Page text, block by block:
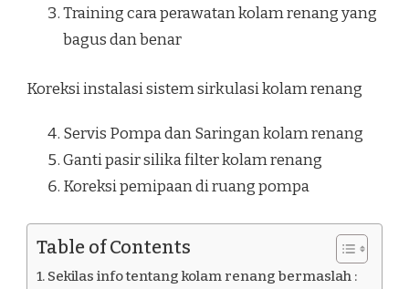
Training cara perawatan kolam renang yang
bagus dan benar
Koreksi instalasi sistem sirkulasi kolam renang
Servis Pompa dan Saringan kolam renang
Ganti pasir silika filter kolam renang
Koreksi pemipaan di ruang pompa
Table of Contents
Sekilas info tentang kolam renang bermaslah :